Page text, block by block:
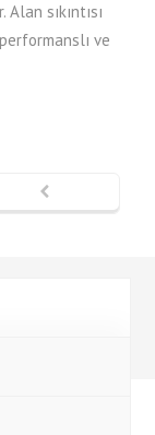
sıkıntısı
ve